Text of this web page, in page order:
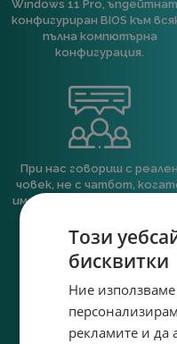
Windows 11 Pro,
конфигуриран BIOS към
пълна компютърна
конфигурация.
При нас говориш с реален
човек, не с чатбот,
имаш нужда от
Този
бисквитки
Ние
рекламите и